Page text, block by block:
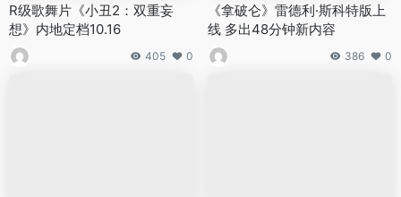
R级歌舞片《小丑2：双重妄
想》内地定档10.16
405 0
《拿破仑》雷德利·斯科特版上
线 多出48分钟新内容
386 0